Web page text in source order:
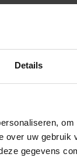
Details
uw
gegevens